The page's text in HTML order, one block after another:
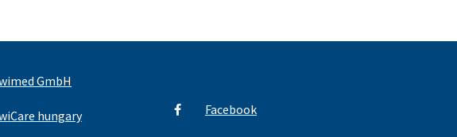
GmbH
hungary Facebook